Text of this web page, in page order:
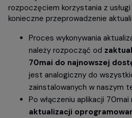
rozpoczęciem korzystania z
konieczne przeprowadzenie
Proces wykonywania
należy rozpocząć od
70mai do najnowszej
jest analogiczny do
zainstalowanych w naszym
Po włączeniu aplikacji 70mai
aktualizacji